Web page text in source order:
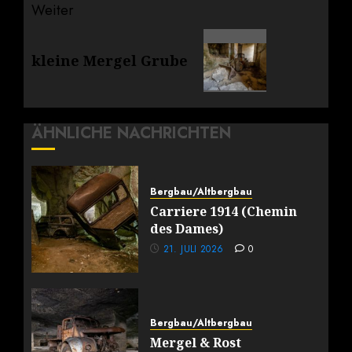
Weiter
Beitrag:
kleine Mergel Grube
ÄHNLICHE NACHRICHTEN
Bergbau/Altbergbau
Carriere 1914 (Chemin
des Dames)
21. JULI 2026 0
Bergbau/Altbergbau
Mergel & Rost